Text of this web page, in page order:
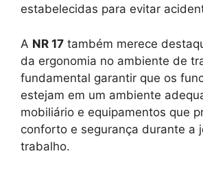
estabelecidas para evitar
A NR 17 também merece
da ergonomia no ambiente de
fundamental garantir que os
estejam em um ambiente
mobiliário e equipamentos que
conforto e segurança durante a
trabalho.